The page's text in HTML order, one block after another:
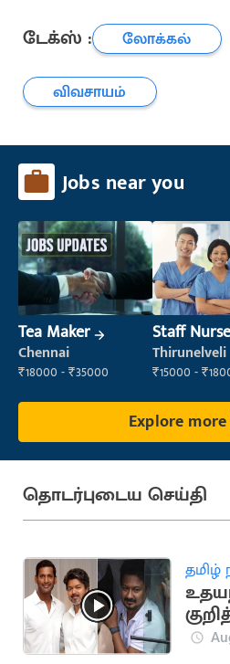
டேக்ஸ் :
லோக்கல்
விவசாயம்
Jobs near you
Tea Maker
Chennai
₹18000 - ₹35000
Staff Nurse
Thirunelveli
₹15000 -
Explore
தொடர்புடைய செய்தி
தமிழ்